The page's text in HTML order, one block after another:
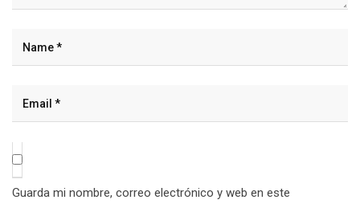
Guarda mi nombre, correo electrónico y web en este